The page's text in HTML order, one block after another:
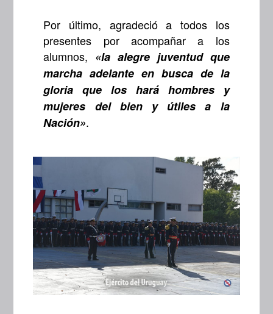
Por último, agradeció a todos los
presentes por acompañar a los
alumnos, «la alegre juventud que
marcha adelante en busca de la
gloria que los hará hombres y
mujeres del bien y útiles a la
Nación».